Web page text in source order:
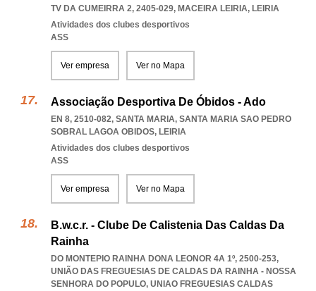
TV DA CUMEIRRA 2, 2405-029, MACEIRA LEIRIA, LEIRIA
Atividades dos clubes desportivos
ASS
Ver empresa Ver no Mapa
Associação Desportiva De Óbidos - Ado
EN 8, 2510-082, SANTA MARIA, SANTA MARIA SAO PEDRO
SOBRAL LAGOA OBIDOS, LEIRIA
Atividades dos clubes desportivos
ASS
Ver empresa Ver no Mapa
B.w.c.r. - Clube De Calistenia Das Caldas Da
Rainha
DO MONTEPIO RAINHA DONA LEONOR 4A 1º, 2500-253,
UNIÃO DAS FREGUESIAS DE CALDAS DA RAINHA - NOSSA
SENHORA DO POPULO, UNIAO FREGUESIAS CALDAS